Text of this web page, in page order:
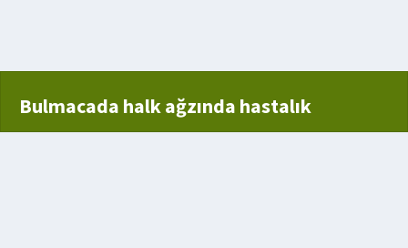
Bulmacada halk ağzında hastalık